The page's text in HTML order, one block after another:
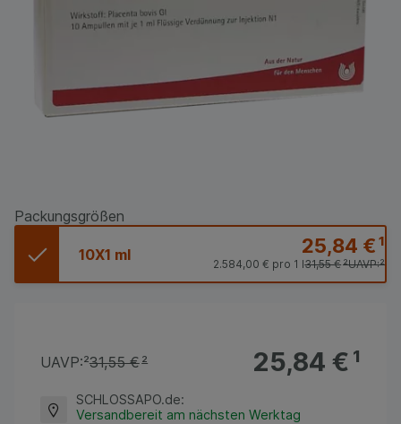
Packungsgrößen
10X1 ml 25,84 €¹
UAVP:²
31,55 €²
2.584,00 € pro 1 l
25,84 €¹
UAVP:²31,55 €²
SCHLOSSAPO.de:
Versandbereit am nächsten Werktag